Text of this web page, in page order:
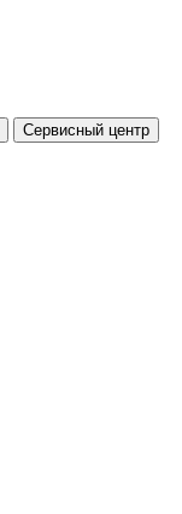
Сервисный центр